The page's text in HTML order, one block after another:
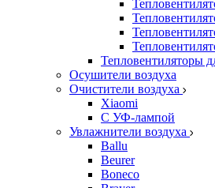
Тепловентиляторы
Осушители воздуха
Очистители воздуха
Xiaomi
С УФ-лампой
Увлажнители воздуха
Ballu
Beurer
Boneco